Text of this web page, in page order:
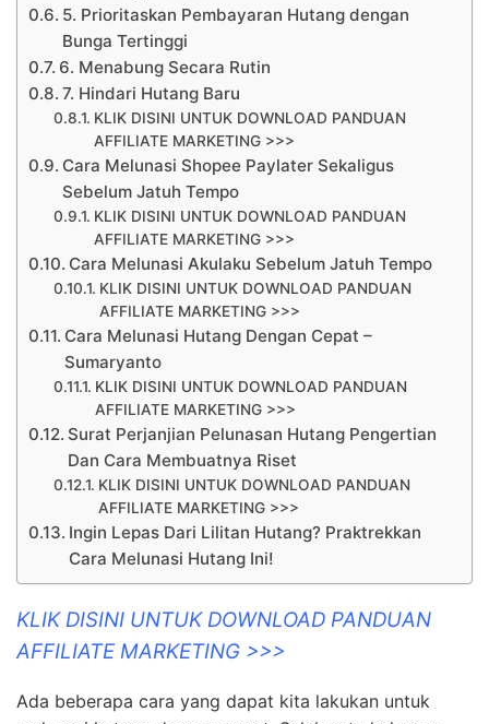
5. Prioritaskan Pembayaran Hutang dengan
Bunga Tertinggi
6. Menabung Secara Rutin
7. Hindari Hutang Baru
KLIK DISINI UNTUK DOWNLOAD PANDUAN
AFFILIATE MARKETING >>>
Cara Melunasi Shopee Paylater Sekaligus
Sebelum Jatuh Tempo
KLIK DISINI UNTUK DOWNLOAD PANDUAN
AFFILIATE MARKETING >>>
Cara Melunasi Akulaku Sebelum Jatuh Tempo
KLIK DISINI UNTUK DOWNLOAD PANDUAN
AFFILIATE MARKETING >>>
Cara Melunasi Hutang Dengan Cepat –
Sumaryanto
KLIK DISINI UNTUK DOWNLOAD PANDUAN
AFFILIATE MARKETING >>>
Surat Perjanjian Pelunasan Hutang Pengertian
Dan Cara Membuatnya Riset
KLIK DISINI UNTUK DOWNLOAD PANDUAN
AFFILIATE MARKETING >>>
Ingin Lepas Dari Lilitan Hutang? Praktrekkan
Cara Melunasi Hutang Ini!
KLIK DISINI UNTUK DOWNLOAD PANDUAN
AFFILIATE MARKETING >>>
Ada beberapa cara yang dapat kita lakukan untuk